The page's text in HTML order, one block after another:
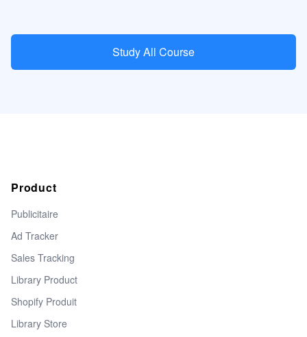
Study All Course
Product
Publicitaire
Ad Tracker
Sales Tracking
Library Product
Shopify Produit
Library Store